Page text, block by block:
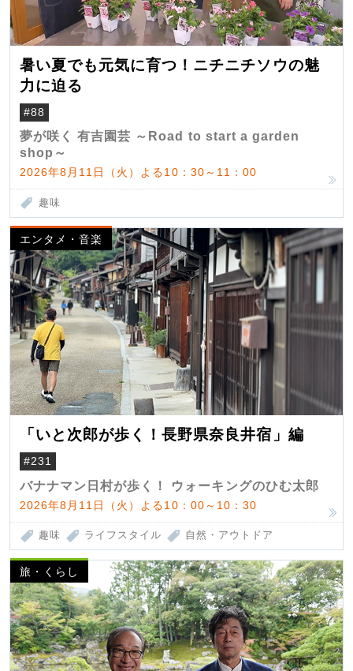
暑い夏でも元気に育つ！ニチニチソウの魅
力に迫る
#88
夢が咲く 有吉園芸 ～Road to start a garden
shop～
2026年8月11日（火）よる10：30～11：00
趣味
エンタメ・音楽
「いと次郎が歩く！長野県奈良井宿」編
#231
バナナマン日村が歩く！ ウォーキングのひむ太郎
2026年8月11日（火）よる10：00～10：30
趣味 ライフスタイル 自然・アウトドア
旅・くらし